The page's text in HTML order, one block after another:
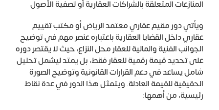
المنازعات المتعلقة بالشراكات العقارية أو تصفية الأصول
ويأتي دور مقيم عقاري معتمد الرياض أو مكتب تقييم
عقاري داخل القضايا العقارية باعتباره عنصر مهم في توضيح
الجوانب الفنية والمالية للعقار محل النزاع، حيث لا يقتصر دوره
على تحديد قيمة رقمية للعقار فقط، بل يمتد ليشمل تحليل
شامل يساعد في دعم القرارات القانونية وتوضيح الصورة
الحقيقية للقيمة العادلة. ويتمثل هذا الدور في عدة نقاط
رئيسية، من أهمها: